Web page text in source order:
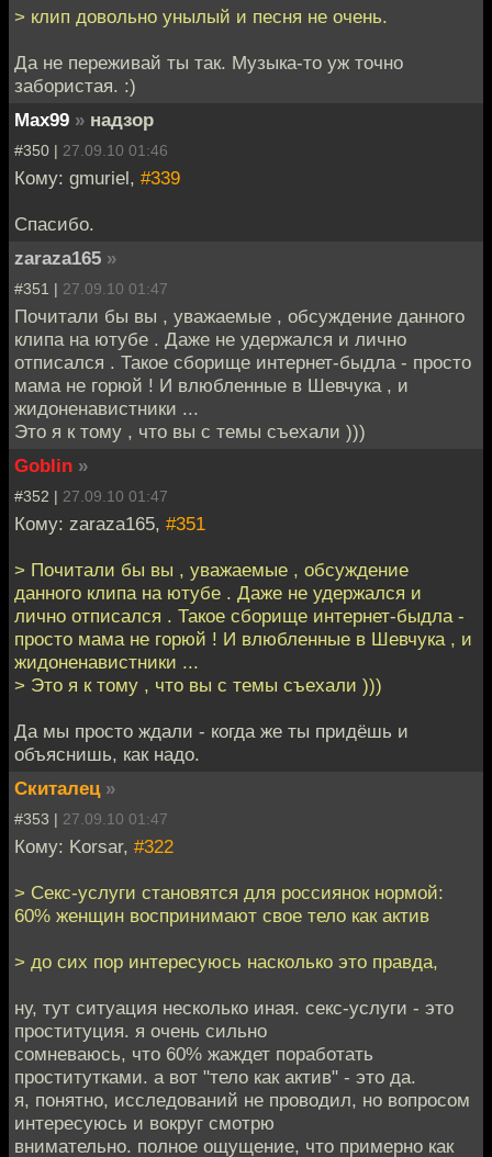
> клип довольно унылый и песня не очень.
Да не переживай ты так. Музыка-то уж точно
забористая. :)
Max99 » надзор
#350 | 27.09.10 01:46
Кому: gmuriel, #339
Спасибо.
zaraza165 »
#351 | 27.09.10 01:47
Почитали бы вы , уважаемые , обсуждение данного
клипа на ютубе . Даже не удержался и лично
отписался . Такое сборище интернет-быдла - просто
мама не горюй ! И влюбленные в Шевчука , и
жидоненавистники ...
Это я к тому , что вы с темы съехали )))
Goblin »
#352 | 27.09.10 01:47
Кому: zaraza165, #351
> Почитали бы вы , уважаемые , обсуждение
данного клипа на ютубе . Даже не удержался и
лично отписался . Такое сборище интернет-быдла -
просто мама не горюй ! И влюбленные в Шевчука , и
жидоненавистники ...
> Это я к тому , что вы с темы съехали )))
Да мы просто ждали - когда же ты придёшь и
объяснишь, как надо.
Скиталец »
#353 | 27.09.10 01:47
Кому: Korsar, #322
> Секс-услуги становятся для россиянок нормой:
60% женщин воспринимают свое тело как актив
> до сих пор интересуюсь насколько это правда,
ну, тут ситуация несколько иная. секс-услуги - это
проституция. я очень сильно
сомневаюсь, что 60% жаждет поработать
проститутками. а вот "тело как актив" - это да.
я, понятно, исследований не проводил, но вопросом
интересуюсь и вокруг смотрю
внимательно. полное ощущение, что примерно как